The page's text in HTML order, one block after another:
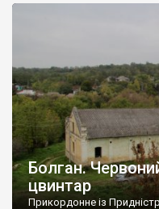
Болган.
цвинтар
Прикордонне із